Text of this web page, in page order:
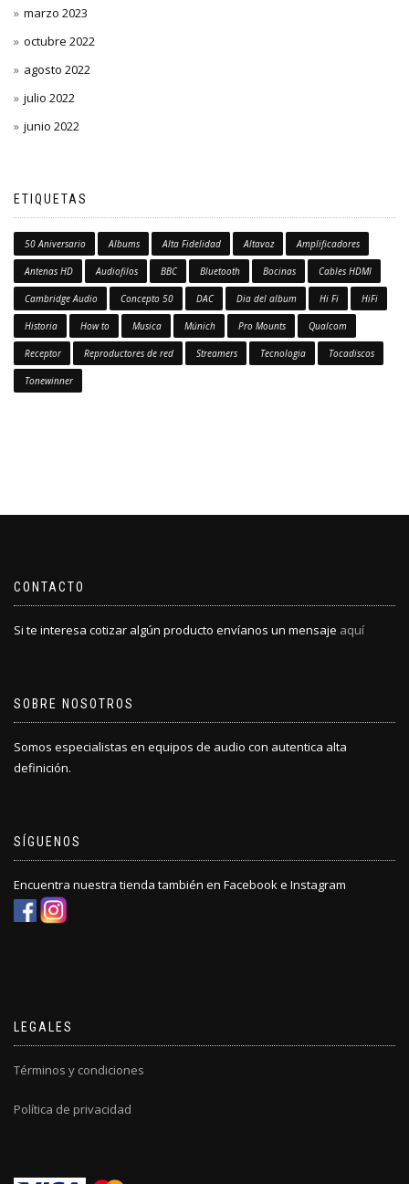
marzo 2023
octubre 2022
agosto 2022
julio 2022
junio 2022
ETIQUETAS
50 Aniversario Albums Alta Fidelidad Altavoz Amplificadores
Antenas HD Audiofilos BBC Bluetooth Bocinas Cables HDMI
Cambridge Audio Concepto 50 DAC Dia del album Hi Fi HiFi
Historia How to Musica Múnich Pro Mounts Qualcom
Receptor Reproductores de red Streamers Tecnologia Tocadiscos
Tonewinner
CONTACTO
Si te interesa cotizar algún producto envíanos un mensaje aquí
SOBRE NOSOTROS
Somos especialistas en equipos de audio con autentica alta
definición.
SÍGUENOS
Encuentra nuestra tienda también en Facebook e Instagram
LEGALES
Términos y condiciones
Política de privacidad